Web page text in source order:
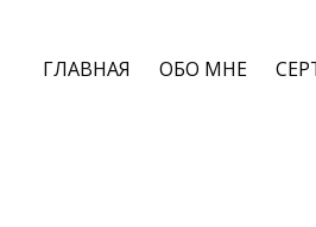
ГЛАВНАЯ ОБО МНЕ